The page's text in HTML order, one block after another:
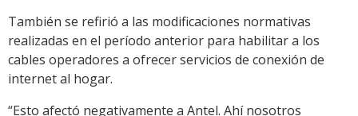
También se refirió a las modificaciones normativas
realizadas en el período anterior para habilitar a los
cables operadores a ofrecer servicios de conexión de
internet al hogar.
“Esto afectó negativamente a Antel. Ahí nosotros